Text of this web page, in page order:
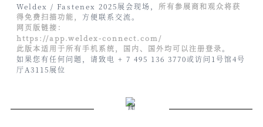
Weldex / Fastenex 2025展会现场， 所有参展商和观众将获
得免费扫描功能， 方便联系交流。
网页版链接：
https://app.weldex-connect.com/
此版本适用于所有手机系统，国内、国外均可以注册登录。
如果您有任何问题，请致电 + 7 495 136 3770或访问1号馆4号
厅A3115展位